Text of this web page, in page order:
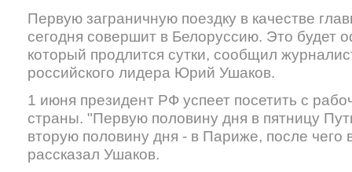
Первую заграничную поездку в качестве
сегодня совершит в Белоруссию. Это будет
который продлится сутки, сообщил
российского лидера Юрий Ушаков.
1 июня президент РФ успеет посетить с
страны. "Первую половину дня в пятницу
вторую половину дня - в Париже, после чего
рассказал Ушаков.